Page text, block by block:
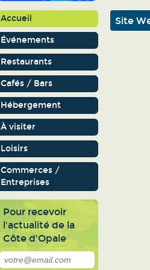
Accueil
Événements
Restaurants
Cafés / Bars
Hébergement
À visiter
Loisirs
Commerces /
Entreprises
Pour recevoir
l'actualité de la
Côte d'Opale
Site